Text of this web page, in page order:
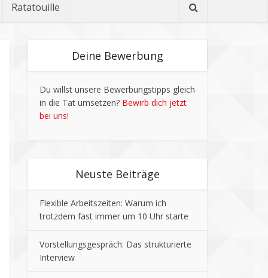
Ratatouille
Deine Bewerbung
Du willst unsere Bewerbungstipps gleich
in die Tat umsetzen? Bewirb dich jetzt
bei uns!
Neuste Beiträge
Flexible Arbeitszeiten: Warum ich
trotzdem fast immer um 10 Uhr starte
Vorstellungsgespräch: Das strukturierte
Interview